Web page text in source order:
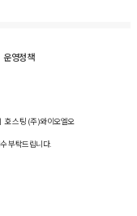
운영정책
호스팅 (주)와이오엘오
부탁드립니다.